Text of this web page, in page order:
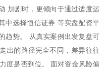
加剧时，更倾向于通过适度运
中选择恒信证券 等实盘配资平
趋势。 从真实案例出发复盘可
出的路径完全不同，差异往往
度是否到位。 面对资金风险偏